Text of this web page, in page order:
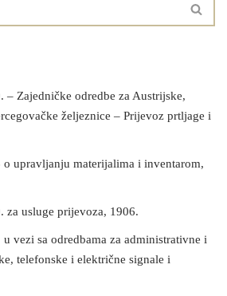
– Zajedničke odredbe za Austrijske,
željeznice – Prijevoz prtljage i
upravljanju materijalima i inventarom,
za usluge prijevoza, 1906.
vezi sa odredbama za administrativne i
telefonske i električne signale i